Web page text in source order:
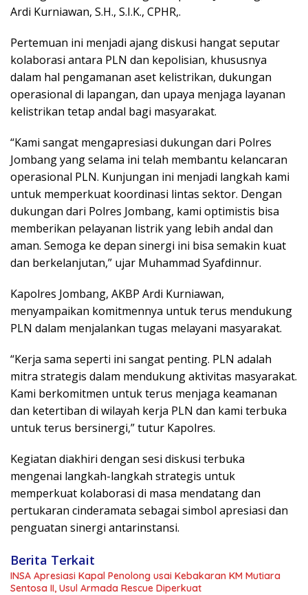
Ardi Kurniawan, S.H., S.I.K., CPHR,.
Pertemuan ini menjadi ajang diskusi hangat seputar
kolaborasi antara PLN dan kepolisian, khususnya
dalam hal pengamanan aset kelistrikan, dukungan
operasional di lapangan, dan upaya menjaga layanan
kelistrikan tetap andal bagi masyarakat.
“Kami sangat mengapresiasi dukungan dari Polres
Jombang yang selama ini telah membantu kelancaran
operasional PLN. Kunjungan ini menjadi langkah kami
untuk memperkuat koordinasi lintas sektor. Dengan
dukungan dari Polres Jombang, kami optimistis bisa
memberikan pelayanan listrik yang lebih andal dan
aman. Semoga ke depan sinergi ini bisa semakin kuat
dan berkelanjutan,” ujar Muhammad Syafdinnur.
Kapolres Jombang, AKBP Ardi Kurniawan,
menyampaikan komitmennya untuk terus mendukung
PLN dalam menjalankan tugas melayani masyarakat.
“Kerja sama seperti ini sangat penting. PLN adalah
mitra strategis dalam mendukung aktivitas masyarakat.
Kami berkomitmen untuk terus menjaga keamanan
dan ketertiban di wilayah kerja PLN dan kami terbuka
untuk terus bersinergi,” tutur Kapolres.
Kegiatan diakhiri dengan sesi diskusi terbuka
mengenai langkah-langkah strategis untuk
memperkuat kolaborasi di masa mendatang dan
pertukaran cinderamata sebagai simbol apresiasi dan
penguatan sinergi antarinstansi.
Berita Terkait
INSA Apresiasi Kapal Penolong usai Kebakaran KM Mutiara
Sentosa II, Usul Armada Rescue Diperkuat